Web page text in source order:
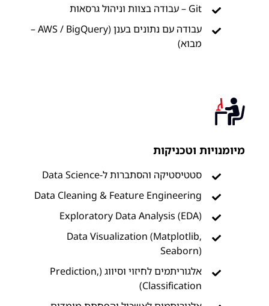
Git – עבודה בצוות וניהול גרסאות
עבודה עם נתונים בענן (AWS / BigQuery –
מבוא)
מיומנויות וטכניקות
סטטיסטיקה והסתברות ל-Data Science
Data Cleaning & Feature Engineering
Exploratory Data Analysis (EDA)
Data Visualization (Matplotlib,
Seaborn)
אלגוריתמים לחיזוי וסיווג (Prediction,
Classification)